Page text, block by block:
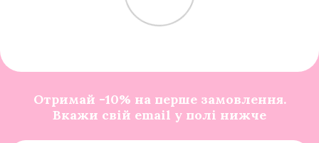
Отримай -10% на перше замовлення.
Вкажи свій email у полі нижче